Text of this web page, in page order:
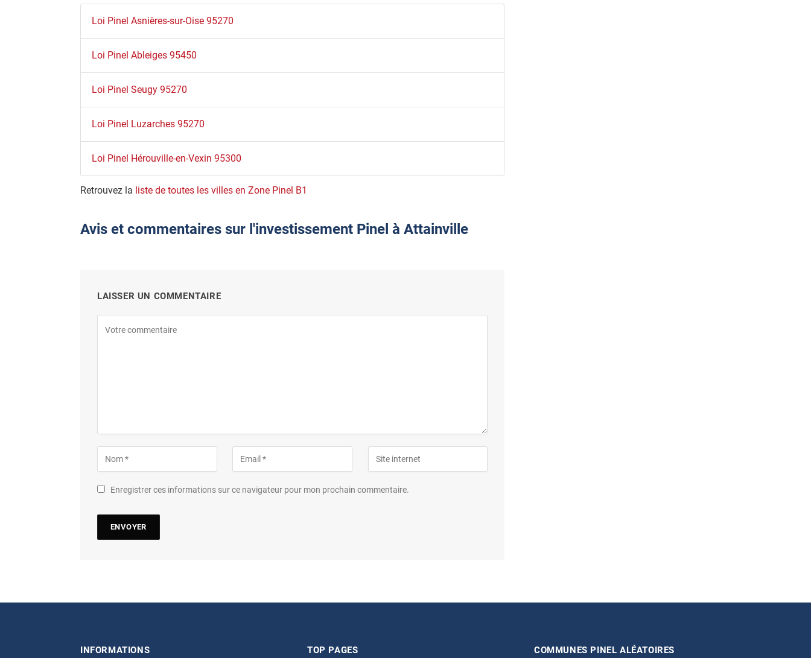
Loi Pinel Asnières-sur-Oise 95270
Loi Pinel Ableiges 95450
Loi Pinel Seugy 95270
Loi Pinel Luzarches 95270
Loi Pinel Hérouville-en-Vexin 95300
Retrouvez la liste de toutes les villes en Zone Pinel B1
Avis et commentaires sur l'investissement Pinel à Attainville
LAISSER UN COMMENTAIRE
Enregistrer ces informations sur ce navigateur pour mon prochain commentaire.
INFORMATIONS TOP PAGES COMMUNES PINEL ALÉATOIRES